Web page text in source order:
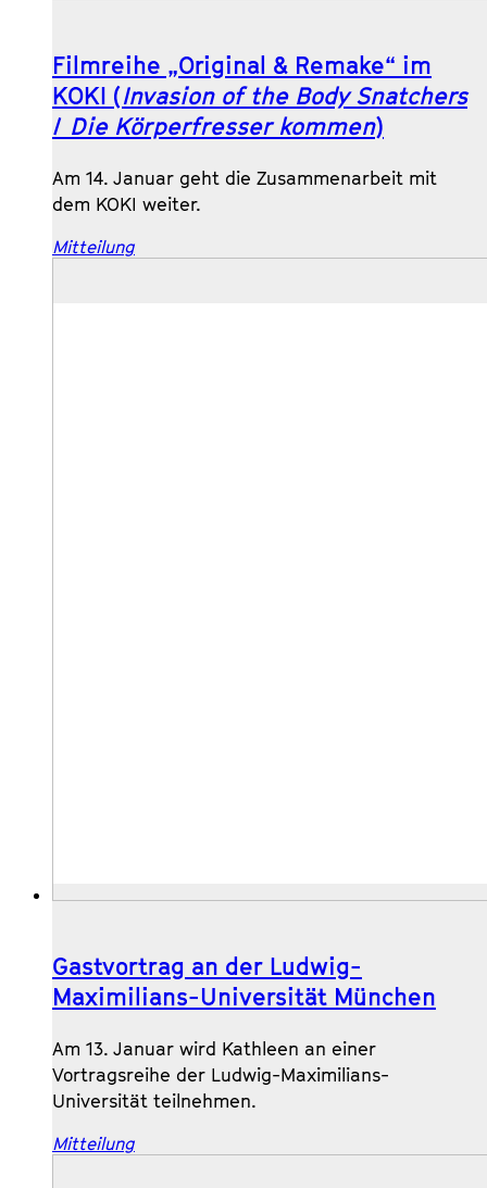
Filmreihe „Original & Remake“ im
KOKI (Invasion of the Body Snatchers
/ Die Körperfresser kommen)
Am 14. Januar geht die Zusammenarbeit mit
dem KOKI weiter.
Mitteilung
Gastvortrag an der Ludwig-
Maximilians-Universität München
Am 13. Januar wird Kathleen an einer
Vortragsreihe der Ludwig-Maximilians-
Universität teilnehmen.
Mitteilung